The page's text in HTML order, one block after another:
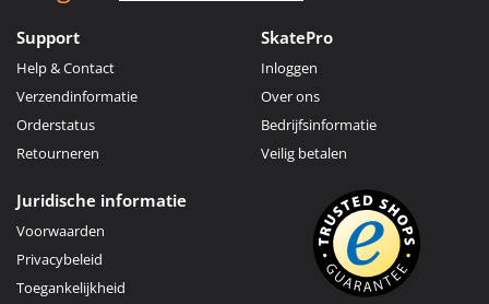
Support
Help & Contact
Verzendinformatie
Orderstatus
Retourneren
SkatePro
Inloggen
Over ons
Bedrijfsinformatie
Veilig betalen
Juridische informatie
Voorwaarden
Privacybeleid
Toegankelijkheid